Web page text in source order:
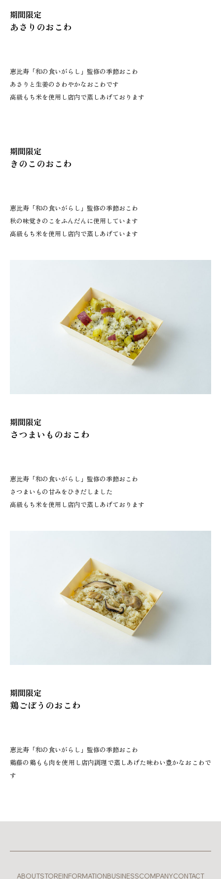
期間限定
あさりのおこわ
恵比寿「和の食いがらし」監修の季節おこわ
あさりと生姜のさわやかなおこわです
高級もち米を使用し店内で蒸しあげております
期間限定
きのこのおこわ
恵比寿「和の食いがらし」監修の季節おこわ
秋の味覚きのこをふんだんに使用しています
高級もち米を使用し店内で蒸しあげています
期間限定
さつまいものおこわ
恵比寿「和の食いがらし」監修の季節おこわ
さつまいもの甘みをひきだしました
高級もち米を使用し店内で蒸しあげております
期間限定
鶏ごぼうのおこわ
恵比寿「和の食いがらし」監修の季節おこわ
鶏藤の鶏もも肉を使用し店内調理で蒸しあげた味わい豊かなおこわで
す
ABOUTSTOREINFORMATIONBUSINESSCOMPANYCONTACT